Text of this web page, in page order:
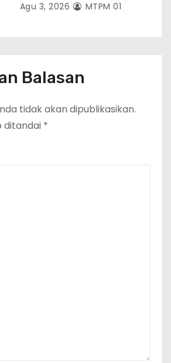
Agu 3, 2026 MTPM 01
Balasan
tidak akan dipublikasikan.
ditandai *